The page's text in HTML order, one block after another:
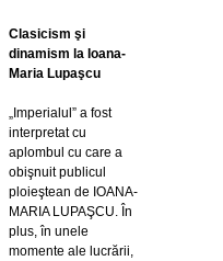
Clasicism şi
dinamism la Ioana-
Maria Lupaşcu
„Imperialul” a fost
interpretat cu
aplombul cu care a
obişnuit publicul
ploieştean de IOANA-
MARIA LUPAŞCU. În
plus, în unele
momente ale lucrării,